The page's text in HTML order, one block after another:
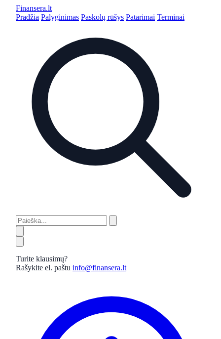
Finansera.lt
Pradžia Palyginimas Paskolų rūšys Patarimai Terminai
Turite klausimų?
Rašykite el. paštu info@finansera.lt